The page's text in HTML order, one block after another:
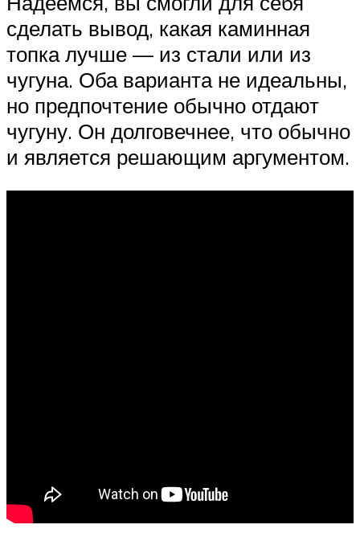
сделать вывод, какая каминная
топка лучше — из стали или из
чугуна. Оба варианта не идеальны,
но предпочтение обычно отдают
чугуну. Он долговечнее, что обычно
и является решающим аргументом.